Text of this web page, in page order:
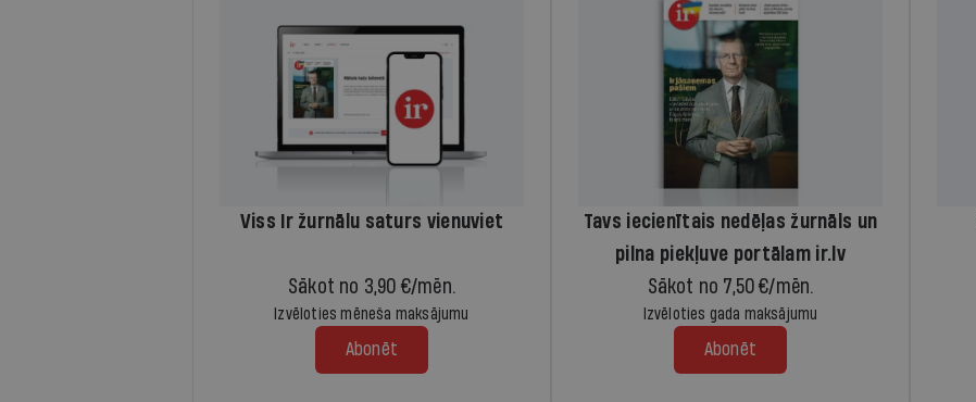
Viss Ir žurnālu saturs vienuviet
Sākot no 3,90 €/mēn.
Izvēloties mēneša maksājumu
Abonēt
Tavs iecienītais nedēļas žurnāls un
pilna piekļuve portālam ir.lv
Sākot no 7,50 €/mēn.
Izvēloties gada maksājumu
Abonēt